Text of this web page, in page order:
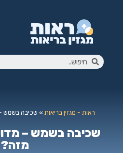
ראות - מגזין בריאות» שכיבה בשמש
שכיבה בשמש –
מזה?